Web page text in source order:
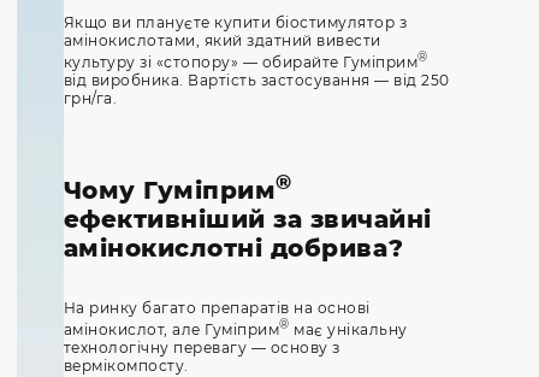
Якщо ви плануєте купити біостимулятор з
амінокислотами, який здатний вивести
культуру зі «стопору» — обирайте Гуміприм®
від виробника. Вартість застосування — від 250
грн/га.
Чому Гуміприм®
ефективніший за звичайні
амінокислотні добрива?
На ринку багато препаратів на основі
амінокислот, але Гуміприм® має унікальну
технологічну перевагу — основу з
вермікомпосту.